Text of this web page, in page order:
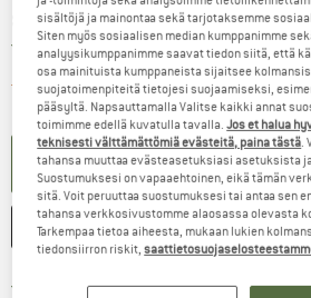
Hinta:
85,45€ sis. alv
Ilman lähetyskuluja(FI)Suomi.
Tuote on valitettavasti toistaiseksi loppunut
TEE
MERKITSE
Lähetyskuluitta alk. 69 € (FI)
sisältöjä ja mainontaa sekä tarjotaksemme
Siten myös sosiaalisen median kumppanimme
analyysikumppanimme saavat tiedon siitä, että
osa mainituista kumppaneista sijaitsee
suojatoimenpiteitä tietojesi suojaamiseksi,
pääsyltä. Napsauttamalla Valitse kaikki annat
toimimme edellä kuvatulla tavalla.Jos et halua
teknisesti välttämättömiä evästeitä, paina tästä.
tahansa muuttaa evästeasetuksiasi asetuksista
Suostumuksesi on vapaaehtoinen, eikä tämän
sitä. Voit peruuttaa suostumuksesi tai antaa sen
tahansa verkkosivustomme alaosassa olevasta
Tarkempaa tietoa aiheesta, mukaan lukien
tiedonsiirron riskit,